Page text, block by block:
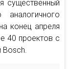
существенный
аналогичного
конец апреля
40 проектов с